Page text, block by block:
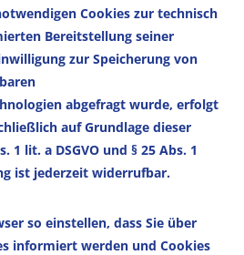
Cookies zur technisch
Bereitstellung seiner
zur Speicherung von
abgefragt wurde, erfolgt
auf Grundlage dieser
1 lit. a DSGVO und § 25 Abs. 1
ist jederzeit widerrufbar.
so einstellen, dass Sie über
informiert werden und Cookies